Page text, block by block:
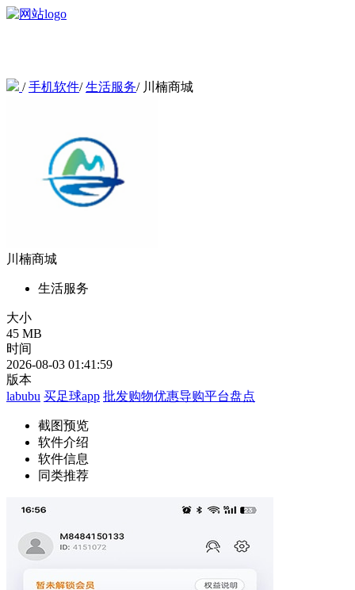
/手机软件/生活服务/ 川楠商城
川楠商城
生活服务
大小
45 MB
时间
2026-08-03 01:41:59
版本
labubu 买足球app 批发购物优惠导购平台盘点
截图预览
软件介绍
软件信息
同类推荐